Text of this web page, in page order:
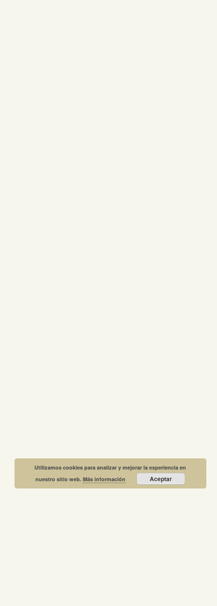
Utilizamos cookies para analizar y mejorar la experiencia en
nuestro sitio web.Más información Aceptar